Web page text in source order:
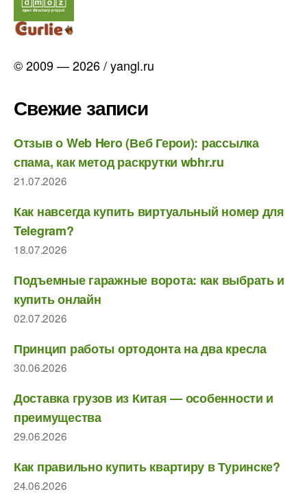
© 2009 — 2026 / yangl.ru
Свежие записи
Отзыв о Web Hero (Веб Герои): рассылка
спама, как метод раскрутки wbhr.ru
21.07.2026
Как навсегда купить виртуальный номер для
Telegram?
18.07.2026
Подъемные гаражные ворота: как выбрать и
купить онлайн
02.07.2026
Принцип работы ортодонта на два кресла
30.06.2026
Доставка грузов из Китая — особенности и
преимущества
29.06.2026
Как правильно купить квартиру в Туринске?
24.06.2026